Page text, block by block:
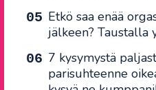
Etkö saa enää
jälkeen? Taustalla
7 kysymystä
parisuhteenne